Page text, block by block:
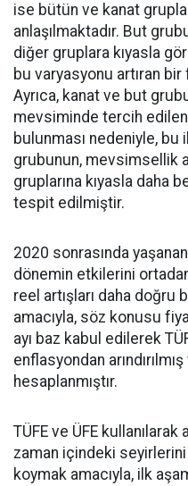
ise bütün ve kanat
anlaşılmaktadır. But
diğer gruplara kıyasla
bu varyasyonu artıran
Ayrıca, kanat ve but
mevsiminde tercih
bulunması nedeniyle,
grubunun, mevsimsellik
gruplarına kıyasla daha
tespit edilmiştir.
2020 sonrasında
dönemin etkilerini
reel artışları daha
amacıyla, söz konusu
ayı baz kabul edilerek
enflasyondan
hesaplanmıştır.
TÜFE ve ÜFE kullanılarak
zaman içindeki
koymak amacıyla, ilk